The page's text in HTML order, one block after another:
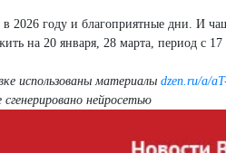
в 2026 году и благоприятные дни. И
на 20 января, 28 марта, период с
использованы материалы dzen.ru/a/
нейросетью